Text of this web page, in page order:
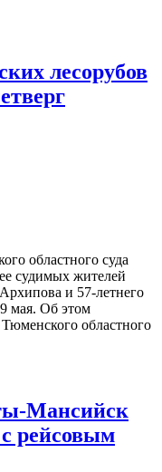
лесорубов
областного суда
судимых жителей
и 57-летнего
мая. Об этом
областного
Мансийск
рейсовым